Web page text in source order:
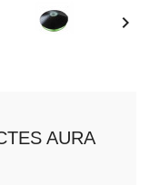

AURA